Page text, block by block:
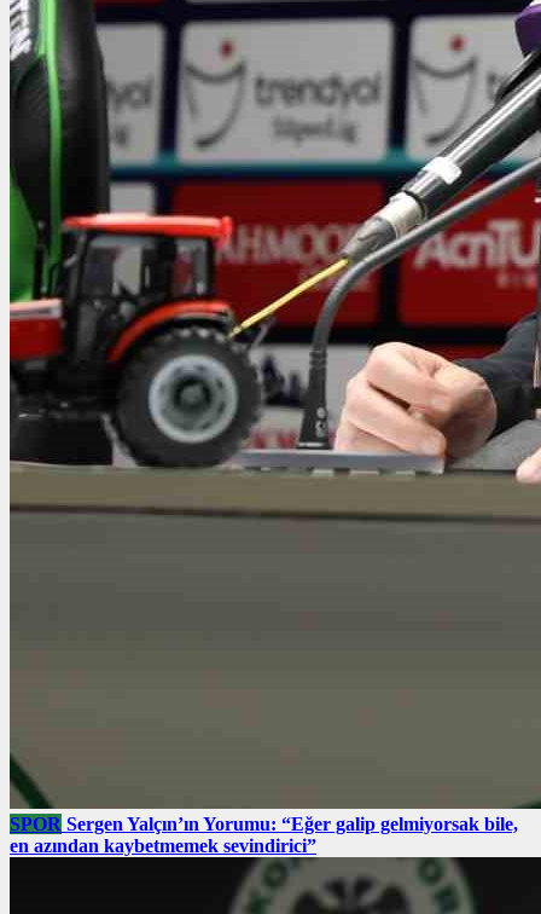
SPOR Sergen Yalçın’ın Yorumu: “Eğer galip gelmiyorsak bile,
en azından kaybetmemek sevindirici”